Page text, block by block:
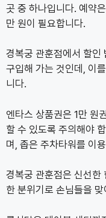
곳 중 하나입니다. 예약
만 원이 필요합니다.
경복궁 관훈점에서 할인
구입해 가는 것인데, 이
니다.
엔타스 상품권은 1만 원
할 수 있도록 주의해야
며, 좁은 주차타워를 이
경복궁 관훈점은 신선한
한 분위기로 손님들을